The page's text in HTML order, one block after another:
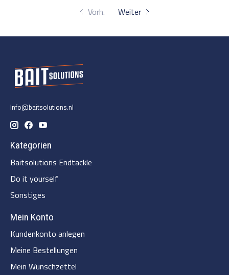
Vorh. Weiter
Info@baitsolutions.nl
Kategorien
Baitsolutions Endtackle
Do it yourself
Sonstiges
Mein Konto
Kundenkonto anlegen
Meine Bestellungen
Mein Wunschzettel